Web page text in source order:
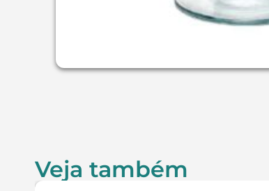
Veja também